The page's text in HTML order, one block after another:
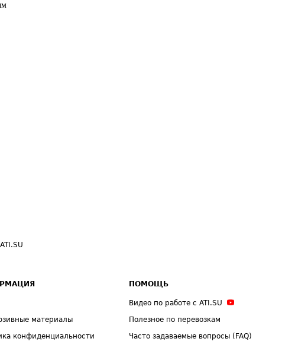
материалы
конфиденциальности
ПОМОЩЬ
Видео по работе с ATI.SU
Полезное по перевозкам
Часто задаваемые вопросы (FAQ)